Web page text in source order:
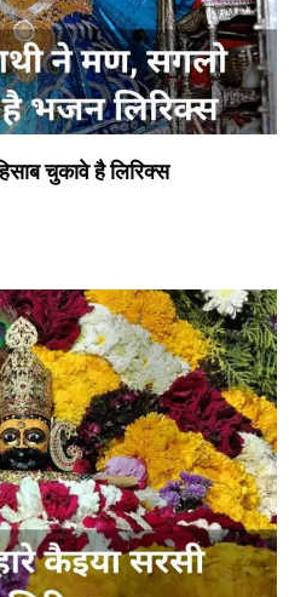
चुकावे है लिरिक्स